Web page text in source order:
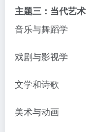
主题三：当代艺术
音乐与舞蹈学
戏剧与影视学
文学和诗歌
美术与动画